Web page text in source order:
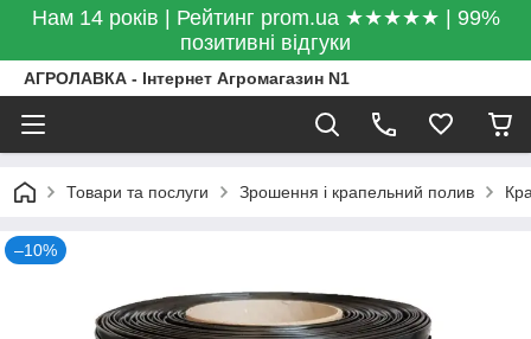
Нам 14 років | Рейтинг prom.ua ★★★★★ | 99%
позитивні відгуки
АГРОЛАВКА - Інтернет Агромагазин N1
Товари та послуги Зрошення і крапельний полив
–10%